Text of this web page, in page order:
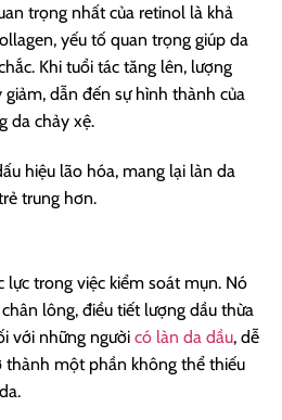
trọng nhất của retinol là khả
yếu tố quan trọng giúp da
Khi tuổi tác tăng lên, lượng
dẫn đến sự hình thành của
da chảy xệ.
hiệu lão hóa, mang lại làn da
trung hơn.
lực trong việc kiểm soát mụn. Nó
lông, điều tiết lượng dầu thừa
với những người có làn da dầu, dễ
thành một phần không thể thiếu